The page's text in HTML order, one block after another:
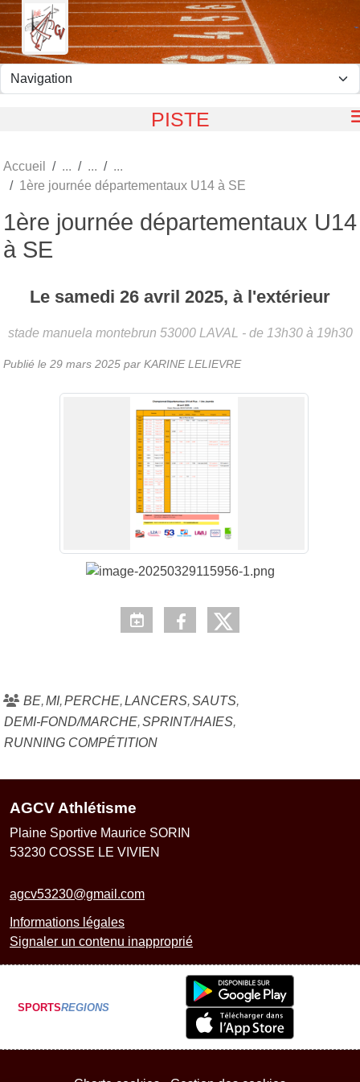
PISTE
Accueil
1ère journée départementaux U14 à SE
1ère journée départementaux U14
à SE
Le samedi 26 avril 2025, à l'extérieur
stade manuela montebrun 53000 LAVAL - de 13h30 à 19h30
Publié le 29 mars 2025 par KARINE LELIEVRE
BE MI PERCHE LANCERS SAUTS
DEMI-FOND/MARCHE SPRINT/HAIES
RUNNING COMPÉTITION
AGCV Athlétisme
Plaine Sportive Maurice SORIN
53230 COSSE LE VIVIEN
agcv53230@gmail.com
Informations légales
Signaler un contenu inapproprié
SPORTSREGIONS
Panneau de gestion des cookies